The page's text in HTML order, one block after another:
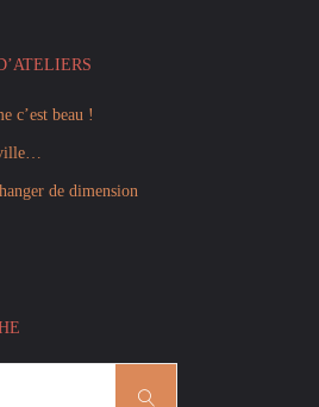
c’est beau !
ville…
de dimension
Search